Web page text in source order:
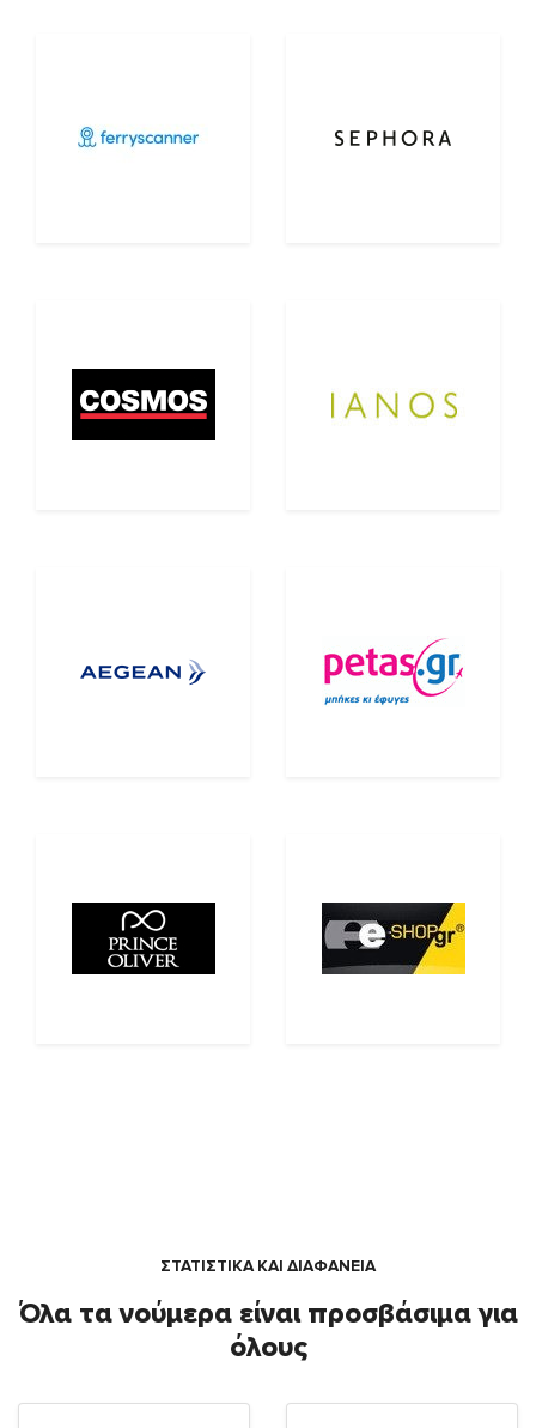
ΣΤΑΤΙΣΤΙΚΑ ΚΑΙ ΔΙΑΦΑΝΕΙΑ
Όλα τα νούμερα είναι προσβάσιμα για
όλους